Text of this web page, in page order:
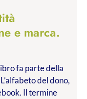
e marca.
fa parte della
del dono,
Il termine